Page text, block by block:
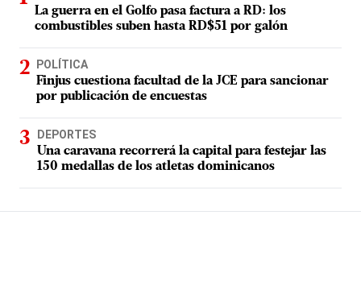
La guerra en el Golfo pasa factura a RD: los
combustibles suben hasta RD$51 por galón
POLÍTICA
Finjus cuestiona facultad de la JCE para sancionar
por publicación de encuestas
DEPORTES
Una caravana recorrerá la capital para festejar las
150 medallas de los atletas dominicanos